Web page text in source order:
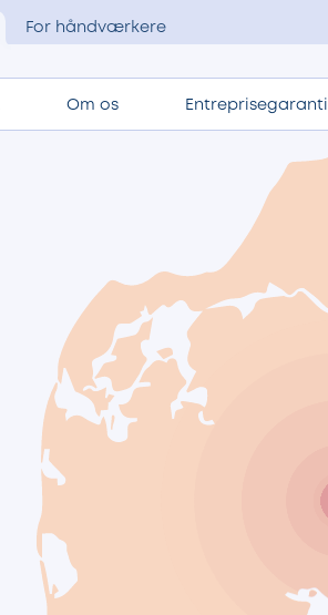
For håndværkere
Om os Entreprisegaranti